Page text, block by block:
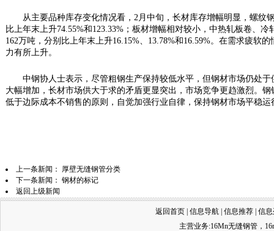
从主要品种库存变化情况看，2月中旬，长材库存增幅明显，螺纹钢
比上年末上升74.55%和123.33%；板材增幅相对较小，中热轧板卷、
162万吨，分别比上年末上升16.15%、13.78%和16.59%。在需求疲软
力有所上升。
中钢协人士表示，尽管粗钢生产保持较低水平，但钢材市场仍处于
大幅增加，长材市场供大于求的矛盾更显突出，市场竞争更趋激烈。
低于边际成本不销售的原则，自觉加强行业自律，保持钢材市场平稳运
上一条新闻：
厚壁无缝钢管分类
下一条新闻： 钢材的标记
返回上级新闻
返回首页 信息导航 信息推荐 信
主营业务:16Mn无缝钢管，